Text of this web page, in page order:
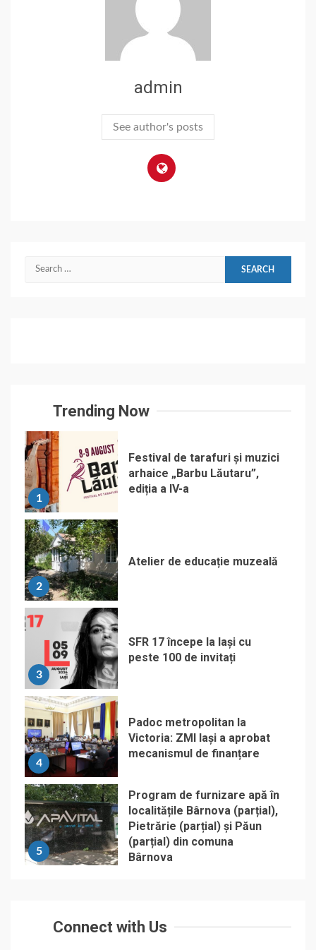
admin
See author's posts
Search
Trending Now
1
Festival de tarafuri și muzici
arhaice „Barbu Lăutaru”,
ediția a IV-a
2
Atelier de educație muzeală
3
SFR 17 începe la Iași cu
peste 100 de invitați
4
Padoc metropolitan la
Victoria: ZMI Iași a aprobat
mecanismul de finanțare
5
Program de furnizare apă în
localitățile Bârnova (parțial),
Pietrărie (parțial) și Păun
(parțial) din comuna
Bârnova
Connect with Us